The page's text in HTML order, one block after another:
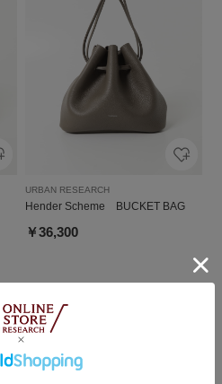
URBAN RESEARCH
Hender Scheme BUCKET BAG
￥36,300